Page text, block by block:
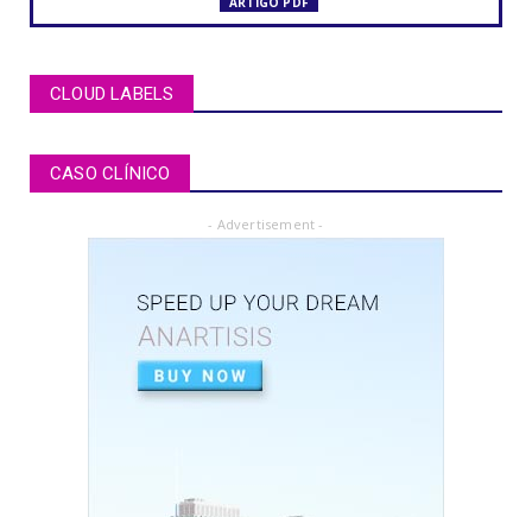
BRUXISMO de sueño en niños y adolescentes
ARTICLE PDF
July 02, 2020
APEXIFICACIÓN
Apexificacion en ODONTOPEDIATRÍA
odontopediatria
CLOUD LABELS
CASO CLÍNICO
- Advertisement -